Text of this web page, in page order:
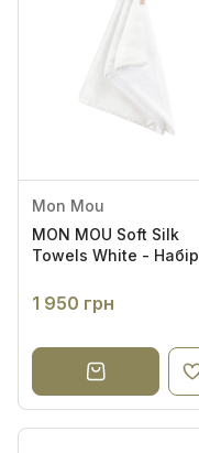
Mon Mou
MON MOU Soft Silk
Towels White - Набір
махрою
1 950 грн